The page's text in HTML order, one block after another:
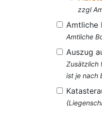
zzgl
Amtliche
Amtliche
Auszug
Zusätzlich
ist je nach